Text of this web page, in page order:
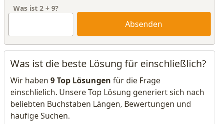
Was ist 2 + 9?
Absenden
Was ist die beste Lösung für einschließlich?
Wir haben 9 Top Lösungen für die Frage
einschlielich. Unsere Top Lösung generiert sich nach
beliebten Buchstaben Längen, Bewertungen und
häufige Suchen.